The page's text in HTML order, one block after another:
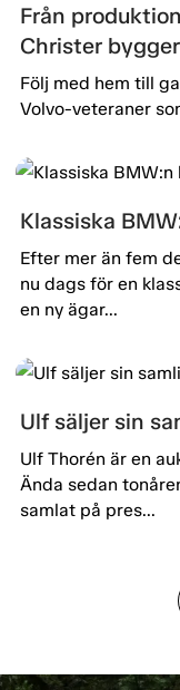
Från
Christer
Följ med hem till
Volvo-veteraner
Klassiska
Efter mer än fem
nu dags för en
en ny ägar...
Ulf säljer sin
Ulf Thorén är en
Ända sedan
samlat på pres...